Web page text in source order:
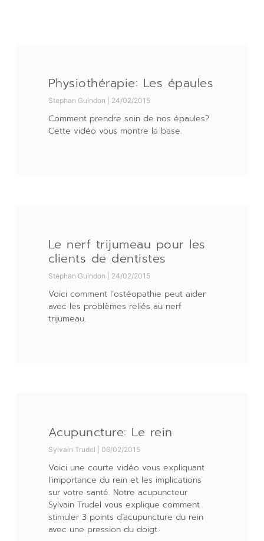
Physiothérapie: Les épaules
Stephan Guindon 24/02/2015
Comment prendre soin de nos épaules?
Cette vidéo vous montre la base.
Le nerf trijumeau pour les
clients de dentistes
Stephan Guindon 24/02/2015
Voici comment l’ostéopathie peut aider
avec les problèmes reliés au nerf
trijumeau.
Acupuncture: Le rein
Sylvain Trudel 06/02/2015
Voici une courte vidéo vous expliquant
l’importance du rein et les implications
sur votre santé. Notre acupuncteur
Sylvain Trudel vous explique comment
stimuler 3 points d’acupuncture du rein
avec une pression du doigt.